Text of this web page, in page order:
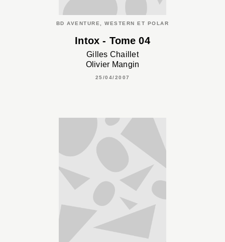
BD AVENTURE, WESTERN ET POLAR
Intox - Tome 04
Gilles Chaillet
Olivier Mangin
25/04/2007